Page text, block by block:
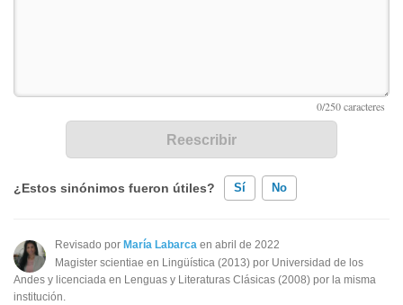
¿Estos sinónimos fueron útiles? Sí No
Existen sinónimos incorrectos
Ninguno de los sinónimos presentados me ayudó
Revisado por María Labarca en abril de 2022
Magister scientiae en Lingüística (2013) por Universidad de los
Andes y licenciada en Lenguas y Literaturas Clásicas (2008) por la misma
institución.